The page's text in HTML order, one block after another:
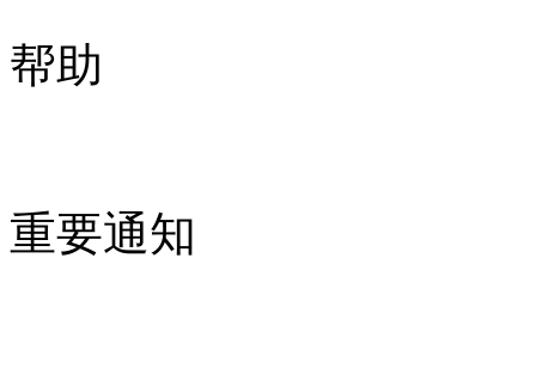
帮助
重要通知